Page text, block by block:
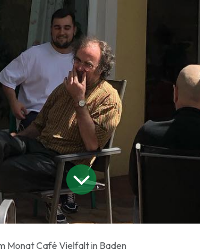
Monat Café Vielfalt in Baden